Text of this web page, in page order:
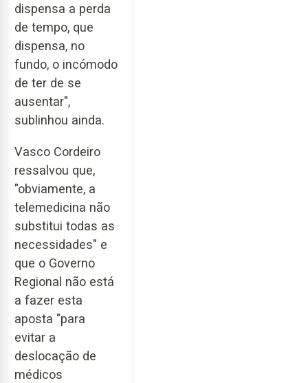
dispensa a perda
de tempo, que
dispensa, no
fundo, o incómodo
de ter de se
ausentar",
sublinhou ainda.
Vasco Cordeiro
ressalvou que,
"obviamente, a
telemedicina não
substitui todas as
necessidades" e
que o Governo
Regional não está
a fazer esta
aposta "para
evitar a
deslocação de
médicos